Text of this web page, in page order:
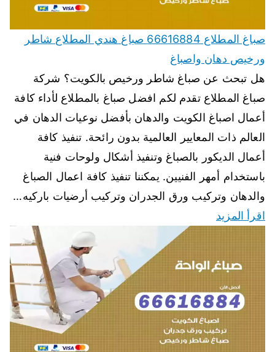
صباغ المطلاع 66616884 صباغ هندي المطلاع شاطر
ورخيص دهان واصباغ
هل تبحث عن صباغ شاطر ورخيص بالكويت؟ شركة
صباغ المطلاع تقدم لكم افضل صباغ بالمطلاع لأداء كافة
أعمال اصباغ الكويت والدهان بأفضل نوعيات الدهان في
العالم ذات المعايير العالمية بدون رائحة. تنفيذ كافة
أعمال الديكور بالصباغ وتنفيذ أشكال ولوحات فنية
باستخدام أمهر الفنيين. يمكننا تنفيذ كافة اعمال الصباغ
والدهان وتركيب ورق الجدران وتركيب أرضيات باركيه…
اقرأ المزيد